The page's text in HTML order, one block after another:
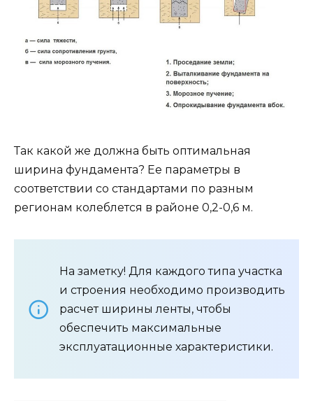
Так какой же должна быть оптимальная
ширина фундамента? Ее параметры в
соответствии со стандартами по разным
регионам колеблется в районе 0,2-0,6 м.
На заметку! Для каждого типа участка
и строения необходимо производить
расчет ширины ленты, чтобы
обеспечить максимальные
эксплуатационные характеристики.